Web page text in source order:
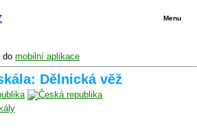
Menu
do mobilní aplikace
Dělnická věž